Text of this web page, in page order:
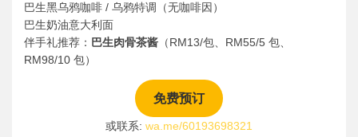
巴生黑乌鸦咖啡 / 乌鸦特调（无咖啡因）
巴生奶油意大利面
伴手礼推荐： 巴生肉骨茶酱 （RM13/包、RM55/5 包、
RM98/10 包）
免费预订
或联系: wa.me/60193698321